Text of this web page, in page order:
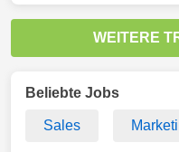
WEITERE
Beliebte Jobs
Sales